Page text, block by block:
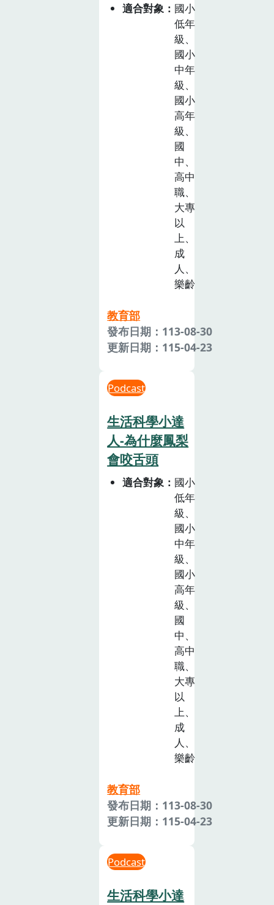
適合對象
國小
低年
級、
國小
中年
級、
國小
高年
級、
國
中、
高中
職、
大專
以
上、
成
人、
樂齡
教育部
發布日期：113-08-30
更新日期：115-04-23
Podcast
生活科學小達
人-為什麼鳳梨
會咬舌頭
適合對象
國小
低年
級、
國小
中年
級、
國小
高年
級、
國
中、
高中
職、
大專
以
上、
成
人、
樂齡
教育部
發布日期：113-08-30
更新日期：115-04-23
Podcast
生活科學小達